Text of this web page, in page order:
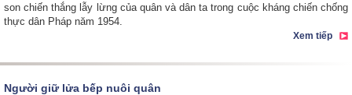
son chiến thắng lẫy lừng của quân và dân ta trong cuộc kháng chiến chống
thực dân Pháp năm 1954.
Xem tiếp
Người giữ lửa bếp nuôi quân